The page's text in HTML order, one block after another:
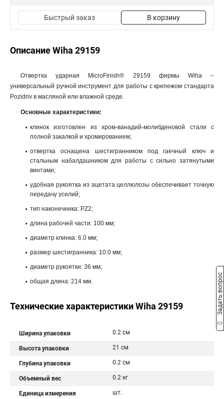
Быстрый заказ В корзину
Описание Wiha 29159
Отвертка ударная MicroFinish® 29159 фирмы Wiha –
универсальный ручной инструмент для работы с крепежом стандарта
Pozidriv в масляной или влажной среде.
Основные характеристики:
клинок изготовлен из хром-ванадий-молибденовой стали с
полной закалкой и хромированием;
отвертка оснащена шестигранником под гаечный ключ и
стальным набалдашником для работы с сильно затянутыми
винтами;
удобная рукоятка из ацетата целлюлозы обеспечивает точную
передачу усилий;
тип наконечника: PZ2;
длина рабочей части: 100 мм;
диаметр клинка: 6.0 мм;
размер шестигранника: 10.0 мм;
диаметр рукоятки: 36 мм;
общая длина: 214 мм.
Технические характеристики Wiha 29159
Ширина упаковки 0.2 см
Высота упаковки 21 см
Глубина упаковки 0.2 см
Объемный вес 0.2 кг
Единица измерения шт.
Задать вопрос